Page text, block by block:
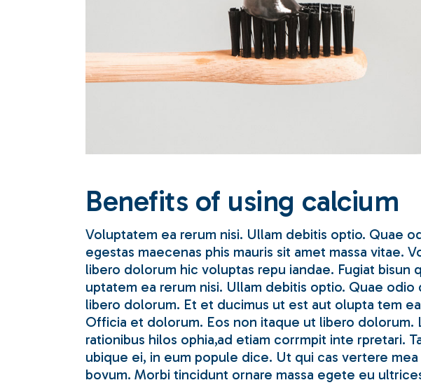
Benefits of using calcium
Voluptatem ea rerum nisi. Ullam debitis optio. Quae
egestas maecenas phis mauris sit amet massa
libero dolorum hic voluptas repu iandae. Fugiat
uptatem ea rerum nisi. Ullam debitis optio. Quae
libero dolorum. Et et ducimus ut est aut olupta tem
Officia et dolorum. Eos non itaque ut libero dolorum.
rationibus hilos ophia,ad etiam corrmpit inte rpretari.
ubique ei, in eum popule dice. Ut qui cas vertere
bovum. Morbi tincidunt ornare massa egete eu